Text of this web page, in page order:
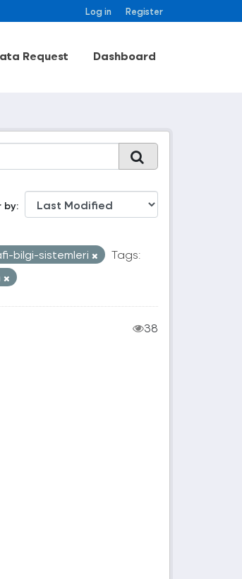
Log in Register
Request Dashboard
by
bilgi-sistemleri
Tags:
38